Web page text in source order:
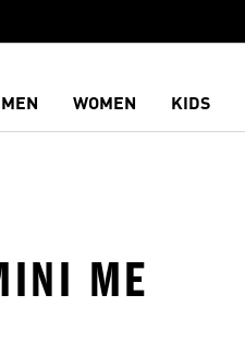
MEN WOMEN KIDS
ME